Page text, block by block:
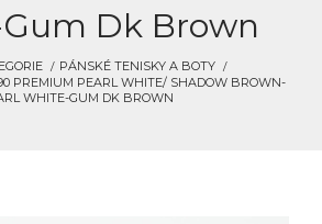
Dk Brown
PÁNSKÉ TENISKY A BOTY
PREMIUM PEARL WHITE/ SHADOW BROWN-
WHITE-GUM DK BROWN